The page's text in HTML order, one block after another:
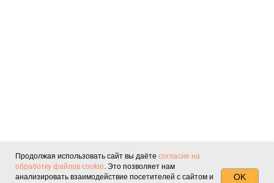
Продолжая использовать сайт вы даёте согласие на
обработку файлов cookie. Это позволяет нам
анализировать взаимодействие посетителей с сайтом и
OK